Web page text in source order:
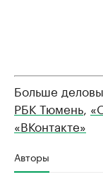
Больше
РБК Тюмень,
«ВКонтакте»
Авторы